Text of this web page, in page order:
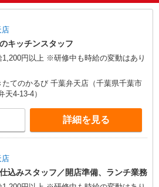
店
キッチンスタッフ
1,200円以上 ※研修中も時給の変動はあり
たてのかるび 千葉弁天店（千葉県千葉市
天4-13-4）
詳細を見る
店
込みスタッフ／開店準備、ランチ業務